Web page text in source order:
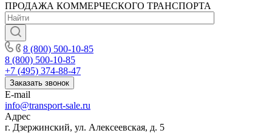
ПРОДАЖА КОММЕРЧЕСКОГО ТРАНСПОРТА
8 (800) 500-10-85
8 (800) 500-10-85
+7 (495) 374-88-47
Заказать звонок
E-mail
info@transport-sale.ru
Адрес
г. Дзержинский, ул. Алексеевская, д. 5